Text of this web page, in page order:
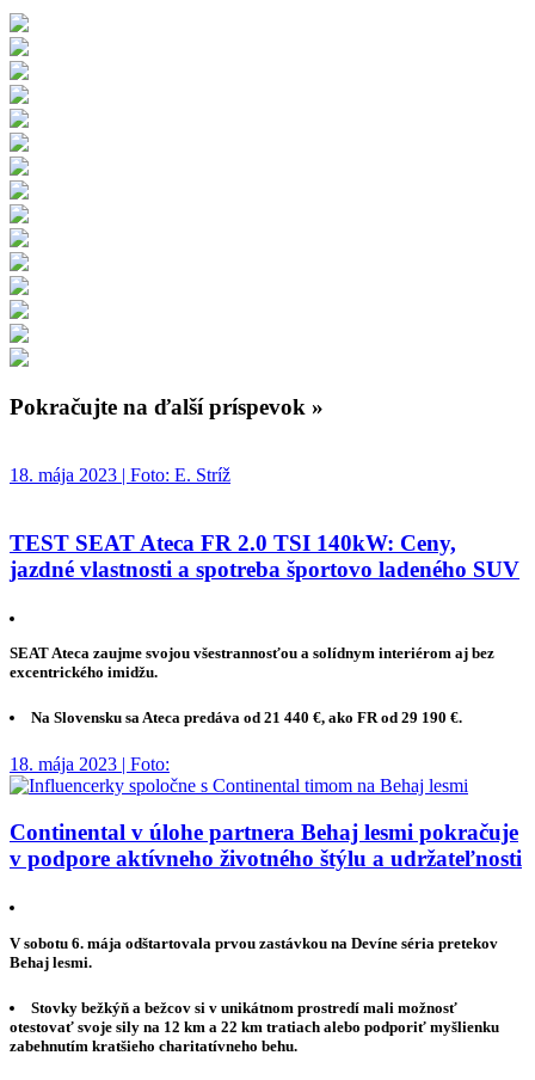
Pokračujte na ďalší príspevok »
18. mája 2023 | Foto: E. Stríž
TEST SEAT Ateca FR 2.0 TSI 140kW: Ceny,
jazdné vlastnosti a spotreba športovo ladeného SUV
SEAT Ateca zaujme svojou všestrannosťou a solídnym interiérom aj bez
excentrického imidžu.
Na Slovensku sa Ateca predáva od 21 440 €, ako FR od 29 190 €.
18. mája 2023 | Foto:
Continental v úlohe partnera Behaj lesmi pokračuje
v podpore aktívneho životného štýlu a udržateľnosti
V sobotu 6. mája odštartovala prvou zastávkou na Devíne séria pretekov
Behaj lesmi.
Stovky bežkýň a bežcov si v unikátnom prostredí mali možnosť
otestovať svoje sily na 12 km a 22 km tratiach alebo podporiť myšlienku
zabehnutím kratšieho charitatívneho behu.